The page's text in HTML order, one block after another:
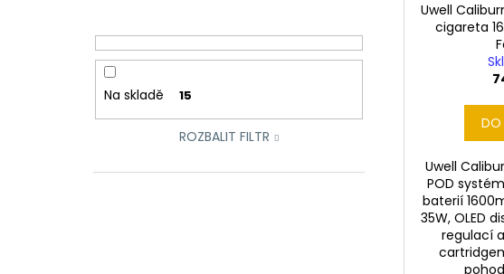
Na skladě 15
ROZBALIT FILTR
Uwell
cigareta
DO
Uwell
POD
baterií
35W, OLED
regulací